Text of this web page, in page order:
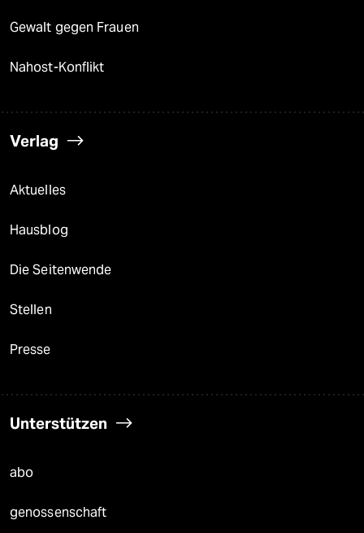
Gewalt gegen Frauen
Nahost-Konflikt
Verlag
Aktuelles
Hausblog
Die Seitenwende
Stellen
Presse
Unterstützen
abo
genossenschaft